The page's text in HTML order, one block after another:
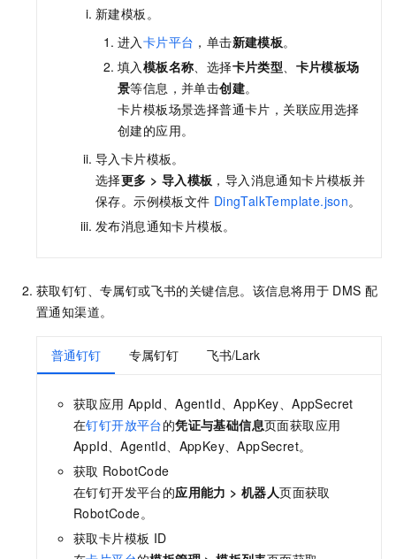
新建模板。
进入卡片平台 ，单击新建模板。
填入模板名称、选择卡片类型、 卡片模板场
景等信息，并单击创建。
卡片模板场景选择普通卡片，关联应用选择
创建的应用。
导入卡片模板。
选择更多 > 导入模板 ，导入消息通知卡片模板并
保存。示例模板文件 DingTalkTemplate.json。
发布消息通知卡片模板。
获取钉钉、专属钉或飞书的关键信息。该信息将用于 DMS 配
置通知渠道。
普通钉钉 专属钉钉 飞书/Lark
获取应用 AppId、AgentId、AppKey、AppSecret
在钉钉开放平台的凭证与基础信息页面获取应用
AppId、AgentId、AppKey、AppSecret。
获取 RobotCode
在钉钉开发平台的应用能力 >机器人页面获取
RobotCode。
获取卡片模板 ID